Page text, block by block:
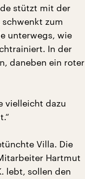
stützt mit der
zum
unterwegs, wie
In der
daneben ein roter
vielleicht dazu
Villa. Die
Hartmut
lebt, sollen den